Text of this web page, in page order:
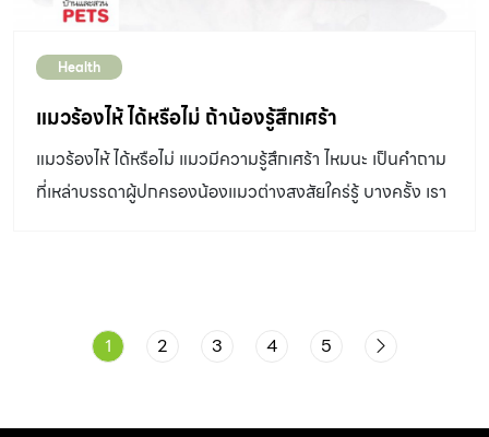
พิจารณาถึงโครงสร้างของฟัน เนื่องจาก เมล็ดข้าวโพดที่มี
ขนาดใหญ่อาจทำให้น้องแมวสำลักได้ และอาจจะไปอุดตันทาง
คุณพ่อคุณแม่ไม่ควรให้น้องแมวกินเมล็ดข้าวโพดที่แกะออก
จากซังขเวโพด แต่ควรบดให้ละเอียดในปริมาณเล็กน้อย แล้ว
ผสมหรือโรยหน้าเป็นท็อปปิ้งในอาหารมื้อหลักแทน […]
เราเกี่ยวกับสุขภาพของน้องหมาได้มากมาย โดยเฉพาะอาการ
ของอึที่ดีสามารถสังเกตได้จากหลายส่วน ทั้งความเหลว รูป
ร่าง ปริมาณ กลิ่น และสี ดังนั้น เรามาเช็คสัญญาณง่าย ๆ จาก
ของอึน้องหมา ขึ้นอยู่กับสมดุลของการดูดซึมน้ำของลำไส้ และ
ความสามารถในการกักเก็บน้ำในลำไส้ ดังนั้น ส่วนประกอบ
เป็นก้อนดี และต้องไม่แข็งเกินไป […]
Health
แมวร้องไห้ ได้หรือไม่ ถ้าน้องรู้สึกเศร้า
แมวร้องไห้ ได้หรือไม่ แมวมีความรู้สึกเศร้า ไหมนะ เป็นคำถาม
ที่เหล่าบรรดาผู้ปกครองน้องแมวต่างสงสัยใคร่รู้ บางครั้ง เรา
แมวมีความรู้สึกทางอารมณ์ได้จริง งานวิจัยที่ผ่านมาหลาย
ฉบับได้รายงานผลการศึกษาอย่างสอดคล้องกันว่า แมวมี
สีหน้าของมนุษย์ได้ และพวกเขาก็ยังแสดงออกทางความรู้สึก
1 2 3 4 5